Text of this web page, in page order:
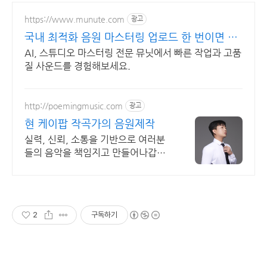
https://www.munute.com 광고
국내 최적화 음원 마스터링 업로드 한 번이면 완
성
AI, 스튜디오 마스터링 전문 뮤닛에서 빠른 작업과 고품
질 사운드를 경험해보세요.
http://poemingmusic.com 광고
현 케이팝 작곡가의 음원제작
실력, 신뢰, 소통을 기반으로 여러분
들의 음악을 책임지고 만들어나갑니
2 구독하기